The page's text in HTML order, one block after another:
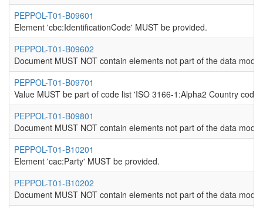
PEPPOL-T01-B09601
Element 'cbc:IdentificationCode' MUST be provided.
PEPPOL-T01-B09602
Document MUST NOT contain elements not part of the data
PEPPOL-T01-B09701
Value MUST be part of code list 'ISO 3166-1:Alpha2 Country
PEPPOL-T01-B09801
Document MUST NOT contain elements not part of the data
PEPPOL-T01-B10201
Element 'cac:Party' MUST be provided.
PEPPOL-T01-B10202
Document MUST NOT contain elements not part of the data